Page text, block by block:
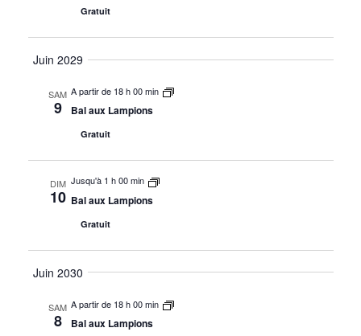
Gratuit
Juin 2029
SAM
9
A partir de 18 h 00 min
Bal aux Lampions
Gratuit
DIM
10
Jusqu'à 1 h 00 min
Bal aux Lampions
Gratuit
Juin 2030
SAM
8
A partir de 18 h 00 min
Bal aux Lampions